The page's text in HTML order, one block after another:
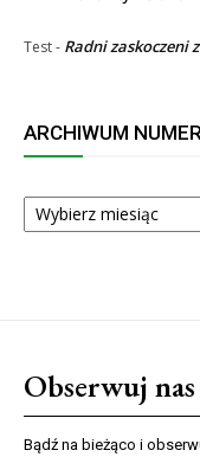
Test- Radni zaskoczeni
ARCHIWUM
ARCHIWUM
NUMERÓW
Obserwuj nas
Bądź na bieżąco i